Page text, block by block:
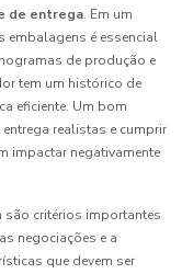
de entrega. Em um
embalagens é essencial
de produção e
tem um histórico de
eficiente. Um bom
realistas e cumprir
impactar negativamente
são critérios importantes
negociações e a
que devem ser